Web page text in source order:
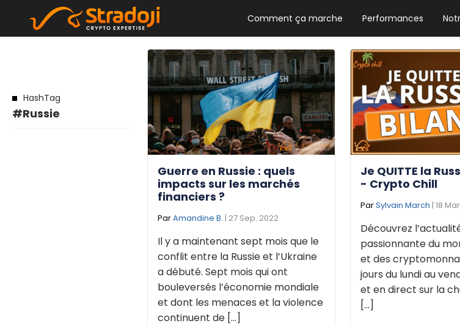
Comment ça marche Performances
NEWSLETTER
Les news crypto dont
GUIDE CRYPTO
Le guide ultime pour
cryptomonnaies
HashTag
#Russie
Guerre en Russie : quels
impacts sur les marchés
financiers ?
ParAmandine B. | 27 Sep. 2022
Il y a maintenant sept mois que le
conflit entre la Russie et l’Ukraine
a débuté. Sept mois qui ont
bouleversés l’économie mondiale
et dont les menaces et la violence
continuent de [...]
Je QUITTE la
- Crypto Chill
ParSylvain March | 18
Découvrez
passionnante du
et des
jours du lundi au
et en direct sur la
[...]